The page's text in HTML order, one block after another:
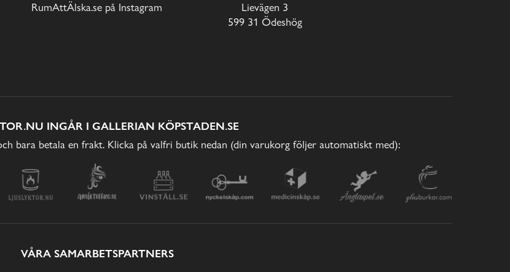
RumAttÄlska.se på Instagram
Lievägen 3
599 31 Ödeshög
INGÅR I GALLERIAN KÖPSTADEN.SE
bara betala en frakt. Klicka på valfri butik nedan (din varukorg följer automatiskt med):
VÅRA SAMARBETSPARTNERS